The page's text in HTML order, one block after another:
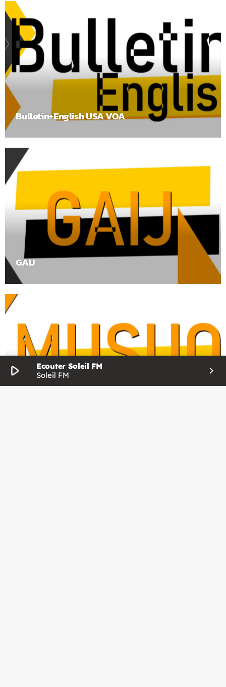
play_arrow
Ecouter Soleil FM
Soleil FM
keyboard_arrow_right
Bulletin+English USA VOA
GAIJ